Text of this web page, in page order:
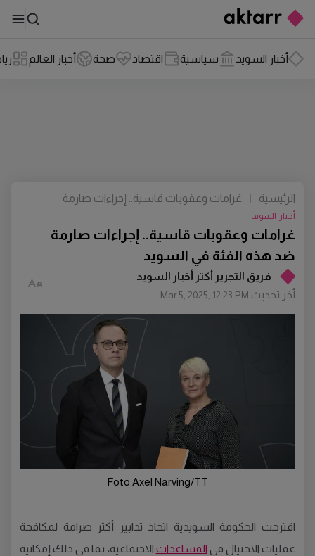
أخبار السويد سياسية اقتصاد صحة أخبار العالم
فريق التجرير أكتر أخبار السويد
أخر تحديث Mar 5, 2025, 12:23 PM
غرامات وعقوبات قاسية.. إجراءات صارمة
ضد هذه الفئة في السويد
أخبار-السويد
الرئيسية
غرامات وعقوبات قاسية.. إجراءات صارمة
Foto Axel Narving/TT
اقترحت الحكومة السويدية اتخاذ تدابير أكثر صرامة لمكافحة
عمليات الاحتيال في المساعدات الاجتماعية، بما في ذلك إمكانية